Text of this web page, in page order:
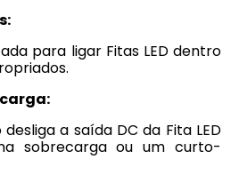
para ligar Fitas LED dentro
a saída DC da Fita LED
sobrecarga ou um curto-